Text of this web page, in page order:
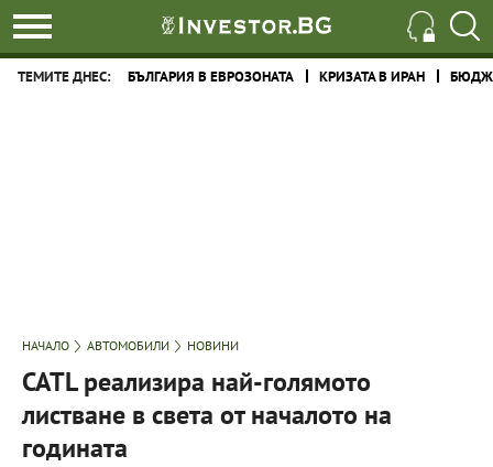
ТЕМИТЕ ДНЕС: БЪЛГАРИЯ В ЕВРОЗОНАТА КРИЗАТА В ИРАН
НАЧАЛО АВТОМОБИЛИ НОВИНИ
CATL реализира най-голямото
листване в света от началото на
годината